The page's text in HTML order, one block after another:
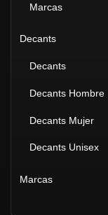
Marcas
Decants
Decants
Decants Hombre
Decants Mujer
Decants Unisex
Marcas